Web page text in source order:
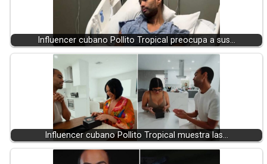
Influencer cubano Pollito Tropical preocupa a sus…
Influencer cubano Pollito Tropical muestra las…